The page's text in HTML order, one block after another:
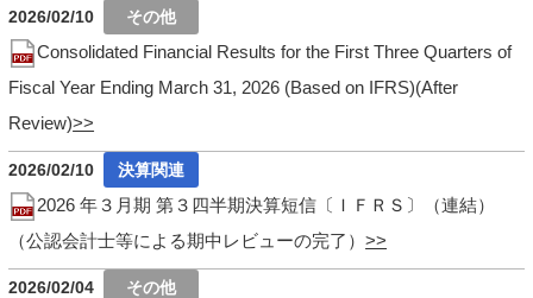
2026/02/10
Consolidated Financial Results for the First Three Quarters of
Fiscal Year Ending March 31, 2026 (Based on IFRS)(After
Review)
2026/02/10
2026 年３月期 第３四半期決算短信〔ＩＦＲＳ〕（連結）
（公認会計士等による期中レビューの完了）
2026/02/04